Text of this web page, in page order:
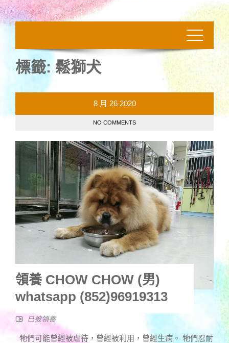
標籤: 鬆獅犬
8 月 26 2020
NO COMMENTS
領養 CHOW CHOW (男)
whatsapp (852)96919313
已被領養
牠們可能曾經被虐待，曾經被利用，曾經生病。 牠們忍耐